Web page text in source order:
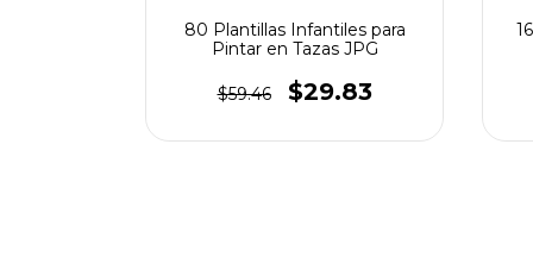
80 Plantillas Infantiles para
Pintar en Tazas JPG
$59.46 $29.83